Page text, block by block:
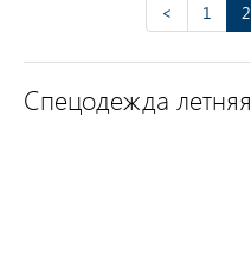
< 1 2
Спецодежда летняя